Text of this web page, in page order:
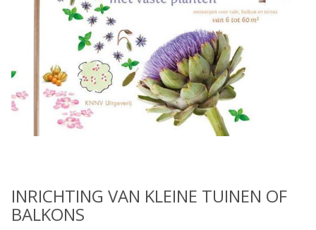
INRICHTING VAN KLEINE TUINEN OF
BALKONS